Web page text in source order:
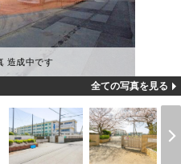
造成中です
全ての写真を見る